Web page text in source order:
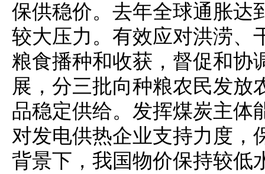
保供稳价。去年全球通胀达
较大压力。有效应对洪涝、
粮食播种和收获，督促和协
展，分三批向种粮农民发
品稳定供给。发挥煤炭主体
对发电供热企业支持力度，
背景下，我国物价保持较低